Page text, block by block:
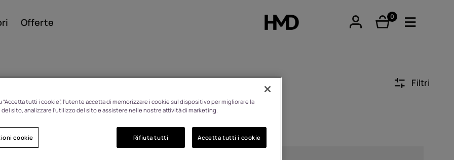
Offerte
0
elementi
Smartphones
Filtri
“Accetta tutti i cookie”, l'utente accetta di memorizzare i cookie sul dispositivo per migliorare la
sito, analizzare l'utilizzo del sito e assistere nelle nostre attività di marketing.
cookie Rifiuta tutti Accetta tutti i cookie